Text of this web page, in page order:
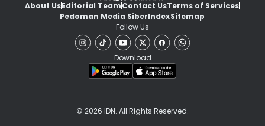
About UsEditorial TeamContact UsTerms of Services
Pedoman Media SiberIndexSitemap
Follow Us
Download
© 2026 IDN. All Rights Reserved.